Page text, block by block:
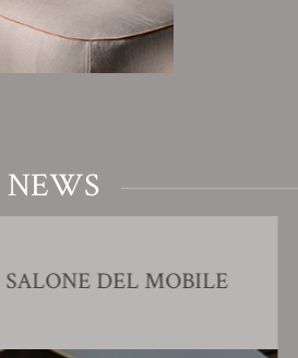
NEWS
DEL MOBILE